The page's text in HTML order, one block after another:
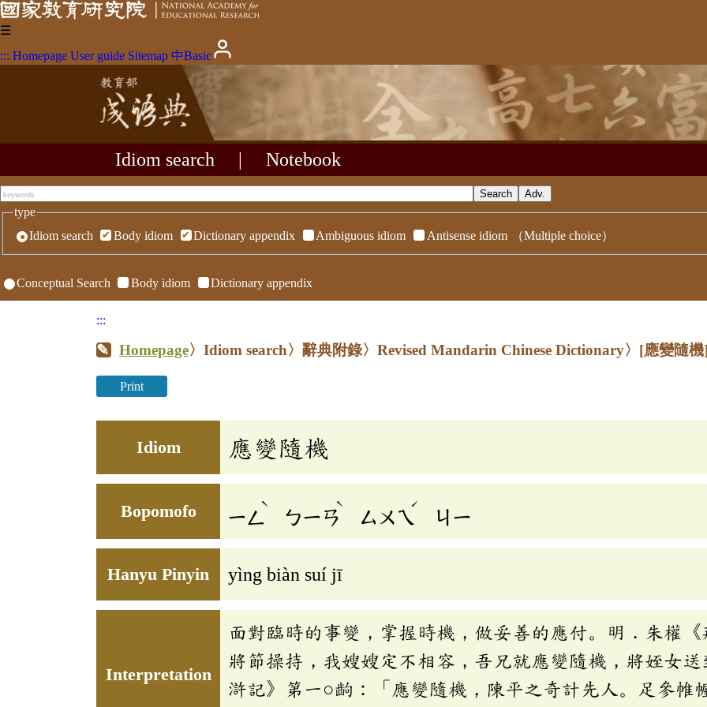
☰
::: Homepage User guide Sitemap 中Basic
Idiom search Notebook
type
Idiom search
Body idiom Dictionary appendix Ambiguous idiom Antisense idiom （Multiple choice）
Conceptual Search Body idiom Dictionary appendix
:::
Homepage〉Idiom search〉辭典附錄〉Revised Mandarin Chinese Dictionary〉 [應變隨
Print
Idiom 應變隨機
Bopomofo ㄧㄥ
ˋ
ㄅㄧㄢ
ˋ
ㄙㄨㄟ
ˊ
ㄐㄧ
Hanyu Pinyin yìng biàn suí jī
Interpretation
面對臨時的事變，掌握時機，做妥善的應付。明．朱權
將節操持，我嫂嫂定不相容，吾兄就應變隨機，將姪女
滸記》第一○齣：「應變隨機，陳平之奇計先人。足參帷